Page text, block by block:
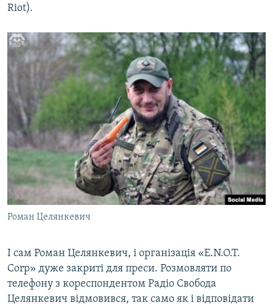
Riot).
Роман Целянкевич
І сам Роман Целянкевич, і організація «E.N.O.T.
Corp» дуже закриті для преси. Розмовляти по
телефону з кореспондентом Радіо Свобода
Целянкевич відмовився, так само як і відповідати